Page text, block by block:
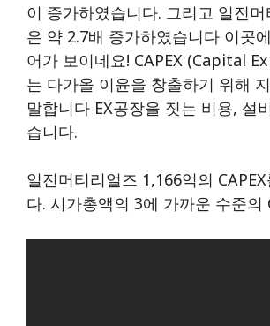
이 증가하였습니다. 그리고 일진
은 약 2.7배 증가하였습니다 이곳
어가 보이네요! CAPEX (Capital
는 다가올 이윤을 창출하기 위해
말합니다 EX공장을 짓는 비용, 설
습니다.
일진머티리얼즈 1,166억의
다. 시가총액의 3에 가까운 수준의